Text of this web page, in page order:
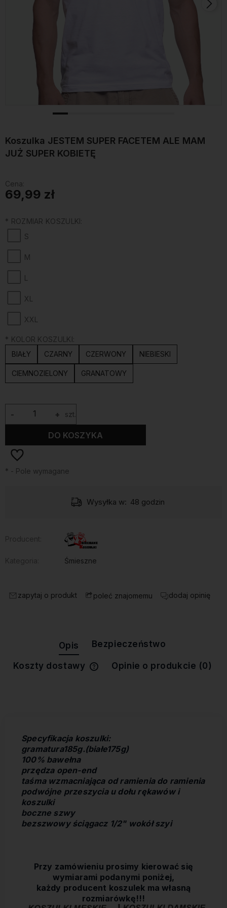
Koszulka JESTEM SUPER FACETEM ALE MAM
JUŻ SUPER KOBIETĘ
Cena:
69,99 zł
* ROZMIAR KOSZULKI:
S
M
L
XL
XXL
* KOLOR KOSZULKI:
BIAŁY
CZARNY CZERWONY NIEBIESKI
CIEMNOZIELONY GRANATOWY
+
- szt.
DO KOSZYKA
* - Pole wymagane
Wysyłka w: 48 godzin
Śmieszne
zapytaj o produkt poleć znajomemu dodaj opinię
Opis Bezpieczeństwo
Koszty dostawy
Cena nie zawiera ewentualnych
Opinie o produkcie (0)
Specyfikacja koszulki:
gramatura185g.(białe175g)
100% bawełna
przędza open-end
taśma wzmacniająca od ramienia do ramienia
podwójne przeszycia u dołu rękawów i
koszulki
boczne szwy
bezszwowy ściągacz 1/2" wokół szyi
Przy zamówieniu prosimy kierować się
wymiarami podanymi poniżej,
każdy producent koszulek ma własną
rozmiarówkę!!!